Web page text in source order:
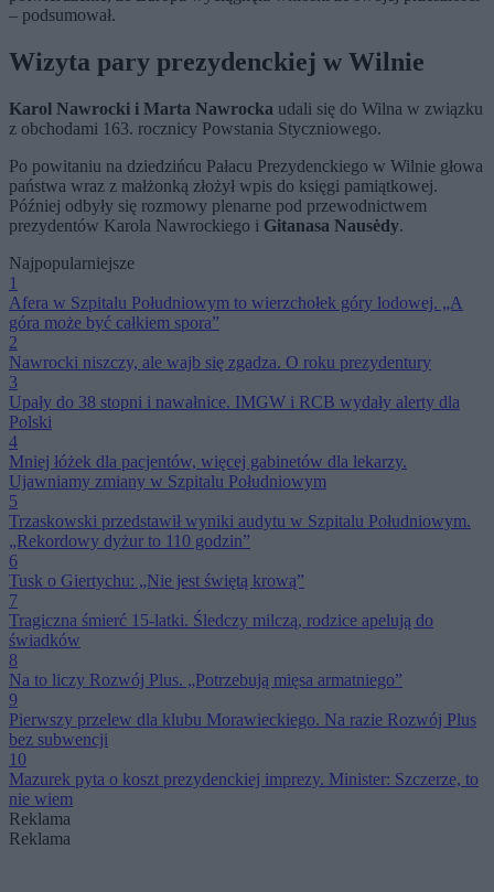
– podsumował.
Wizyta pary prezydenckiej w Wilnie
Karol Nawrocki i Marta Nawrocka udali się do Wilna w związku
z obchodami 163. rocznicy Powstania Styczniowego.
Po powitaniu na dziedzińcu Pałacu Prezydenckiego w Wilnie głowa
państwa wraz z małżonką złożył wpis do księgi pamiątkowej.
Później odbyły się rozmowy plenarne pod przewodnictwem
prezydentów Karola Nawrockiego i Gitanasa Nausėdy.
Najpopularniejsze
1
Afera w Szpitalu Południowym to wierzchołek góry lodowej. „A
góra może być całkiem spora”
2
Nawrocki niszczy, ale wajb się zgadza. O roku prezydentury
3
Upały do 38 stopni i nawałnice. IMGW i RCB wydały alerty dla
Polski
4
Mniej łóżek dla pacjentów, więcej gabinetów dla lekarzy.
Ujawniamy zmiany w Szpitalu Południowym
5
Trzaskowski przedstawił wyniki audytu w Szpitalu Południowym.
„Rekordowy dyżur to 110 godzin”
6
Tusk o Giertychu: „Nie jest świętą krową”
7
Tragiczna śmierć 15-latki. Śledczy milczą, rodzice apelują do
świadków
8
Na to liczy Rozwój Plus. „Potrzebują mięsa armatniego”
9
Pierwszy przelew dla klubu Morawieckiego. Na razie Rozwój Plus
bez subwencji
10
Mazurek pyta o koszt prezydenckiej imprezy. Minister: Szczerze, to
nie wiem
Reklama
Reklama